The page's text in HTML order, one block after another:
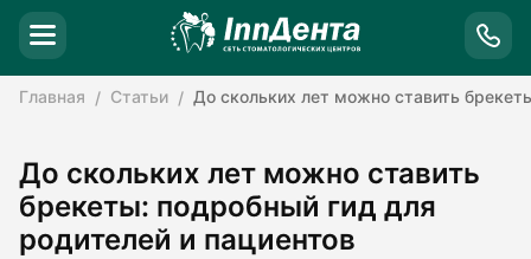
Главная Статьи До скольких лет можно ставить
До скольких лет можно ставить
брекеты: подробный гид для
родителей и пациентов